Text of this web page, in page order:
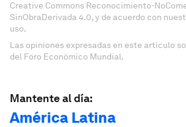
Creative Commons Reconocimiento-
SinObraDerivada 4.0, y de acuerdo con
uso.
Las opiniones expresadas en este artículo
del Foro Económico Mundial.
Mantente al día:
América Latina